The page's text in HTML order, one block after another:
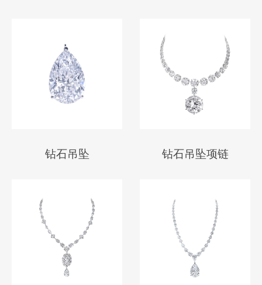
钻石吊坠 钻石吊坠项链